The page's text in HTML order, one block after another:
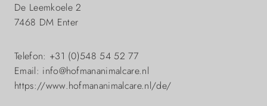
De Leemkoele 2
7468 DM Enter
Telefon: +31 (0)548 54 52 77
Email: info@hofmananimalcare.nl
https://www.hofmananimalcare.nl/de/